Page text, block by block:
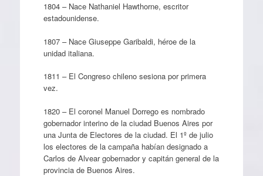
1804 – Nace Nathaniel Hawthorne, escritor
estadounidense.
1807 – Nace Giuseppe Garibaldi, héroe de la
unidad italiana.
1811 – El Congreso chileno sesiona por primera
vez.
1820 – El coronel Manuel Dorrego es nombrado
gobernador interino de la ciudad Buenos Aires por
una Junta de Electores de la ciudad. El 1º de julio
los electores de la campaña habían designado a
Carlos de Alvear gobernador y capitán general de la
provincia de Buenos Aires.